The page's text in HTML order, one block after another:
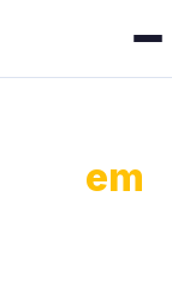
em